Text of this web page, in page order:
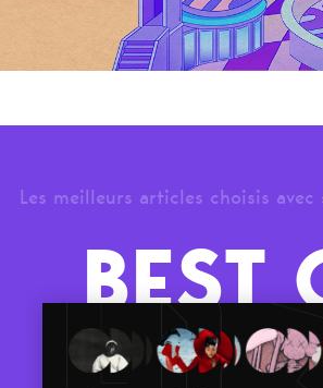
Les meilleurs articles choisis
BEST